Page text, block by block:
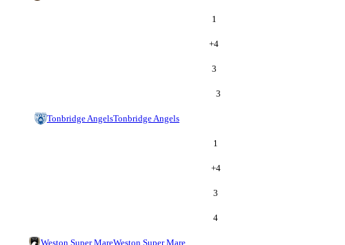
1
+4
3
3
Tonbridge AngelsTonbridge Angels
1
+4
3
4
Weston Super MareWeston Super Mare